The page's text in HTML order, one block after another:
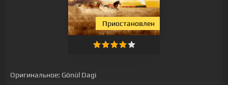
Приостановлен
Оригинальное: Gönül Dagi